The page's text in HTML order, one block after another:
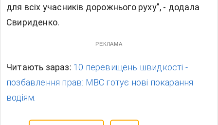
для всіх учасників дорожнього руху", - додала
Свириденко.
РЕКЛАМА
Читають зараз: 10 перевищень швидкості -
позбавлення прав: МВС готує нові покарання
водіям.